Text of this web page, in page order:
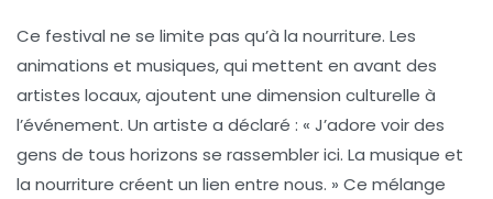
Ce festival ne se limite pas qu’à la nourriture. Les
animations et musiques, qui mettent en avant des
artistes locaux, ajoutent une dimension culturelle à
l’événement. Un artiste a déclaré : « J’adore voir des
gens de tous horizons se rassembler ici. La musique et
la nourriture créent un lien entre nous. » Ce mélange